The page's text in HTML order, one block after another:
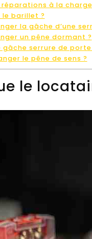
réparations à la
le barillet ?
la gâche d’une
un pêne dormant ?
gâche serrure de porte
le pêne de sens ?
le